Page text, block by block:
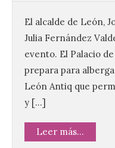
El alcalde de León,
Julia Fernández
evento. El Palacio
prepara para
León Antiq que
y […]
Leer más...